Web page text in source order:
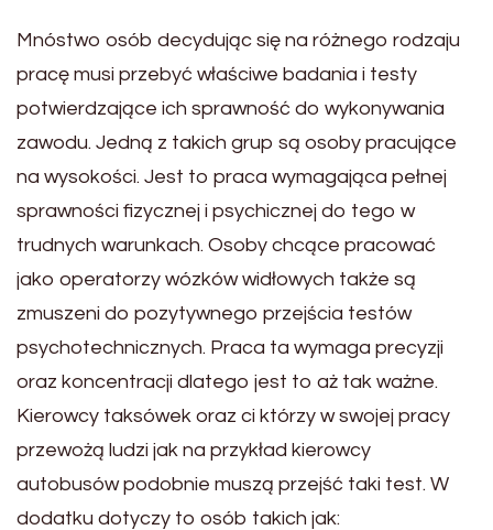
Mnóstwo osób decydując się na różnego rodzaju
pracę musi przebyć właściwe badania i testy
potwierdzające ich sprawność do wykonywania
zawodu. Jedną z takich grup są osoby pracujące
na wysokości. Jest to praca wymagająca pełnej
sprawności fizycznej i psychicznej do tego w
trudnych warunkach. Osoby chcące pracować
jako operatorzy wózków widłowych także są
zmuszeni do pozytywnego przejścia testów
psychotechnicznych. Praca ta wymaga precyzji
oraz koncentracji dlatego jest to aż tak ważne.
Kierowcy taksówek oraz ci którzy w swojej pracy
przewożą ludzi jak na przykład kierowcy
autobusów podobnie muszą przejść taki test. W
dodatku dotyczy to osób takich jak: